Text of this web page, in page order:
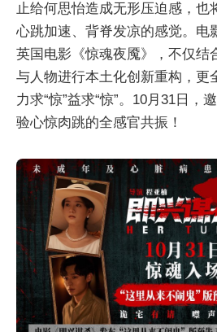
止给何思怡造成无形压迫感，也
心跳加速、背脊发凉的感觉。电
英国电影《惊魂夜魇》，不仅结
与人物进行本土化创新重构，更
力求“惊”益求“惊”。10月31日，
验心惊肉跳的全感官共振！